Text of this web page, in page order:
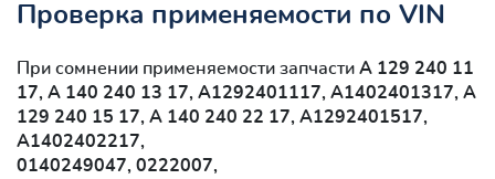
Проверка применяемости по VIN
При сомнении применяемости запчасти A 129 240 11
17, A 140 240 13 17, A1292401117, A1402401317, A
129 240 15 17, A 140 240 22 17, A1292401517,
A1402402217,
0140249047, 0222007,